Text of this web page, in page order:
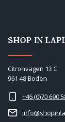
SHOP IN
Citronvägen 13 C
961 48 Boden
+46 (0)70 690